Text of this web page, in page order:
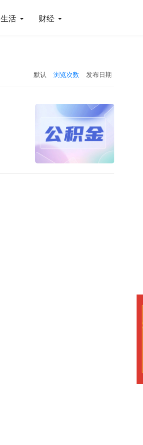
生活 财经
默认 浏览次数 发布日期